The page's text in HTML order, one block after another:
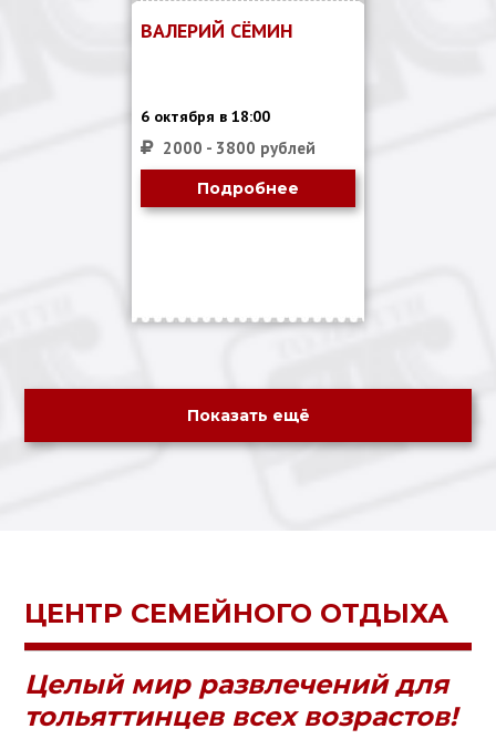
ВАЛЕРИЙ СЁМИН
6 октября в 18:00
2000 - 3800 рублей
Подробнее
Показать ещё
ЦЕНТР СЕМЕЙНОГО ОТДЫХА
Целый мир развлечений для
тольяттинцев всех возрастов!